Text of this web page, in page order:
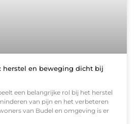
herstel en beweging dicht bij
een belangrijke rol bij het herstel
van pijn en het verbeteren
van Budel en omgeving is er